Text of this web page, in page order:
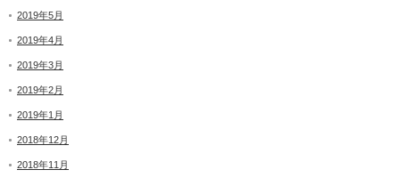
2019年5月
2019年4月
2019年3月
2019年2月
2019年1月
2018年12月
2018年11月